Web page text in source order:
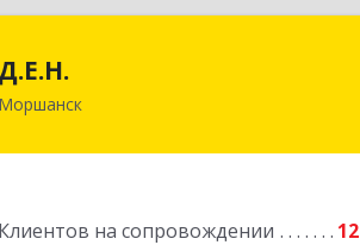
Д.Е.Н.
Моршанск
Клиентов на сопровождении 12
393950, Тамбовская обл, Моршанск г,